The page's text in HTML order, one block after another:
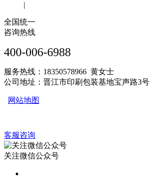
|
全国统一
咨询热线
400-006-6988
服务热线：18350578966 黄女士
公司地址：晋江市印刷包装基地宝声路3号
网站地图
客服咨询
关注微信公众号